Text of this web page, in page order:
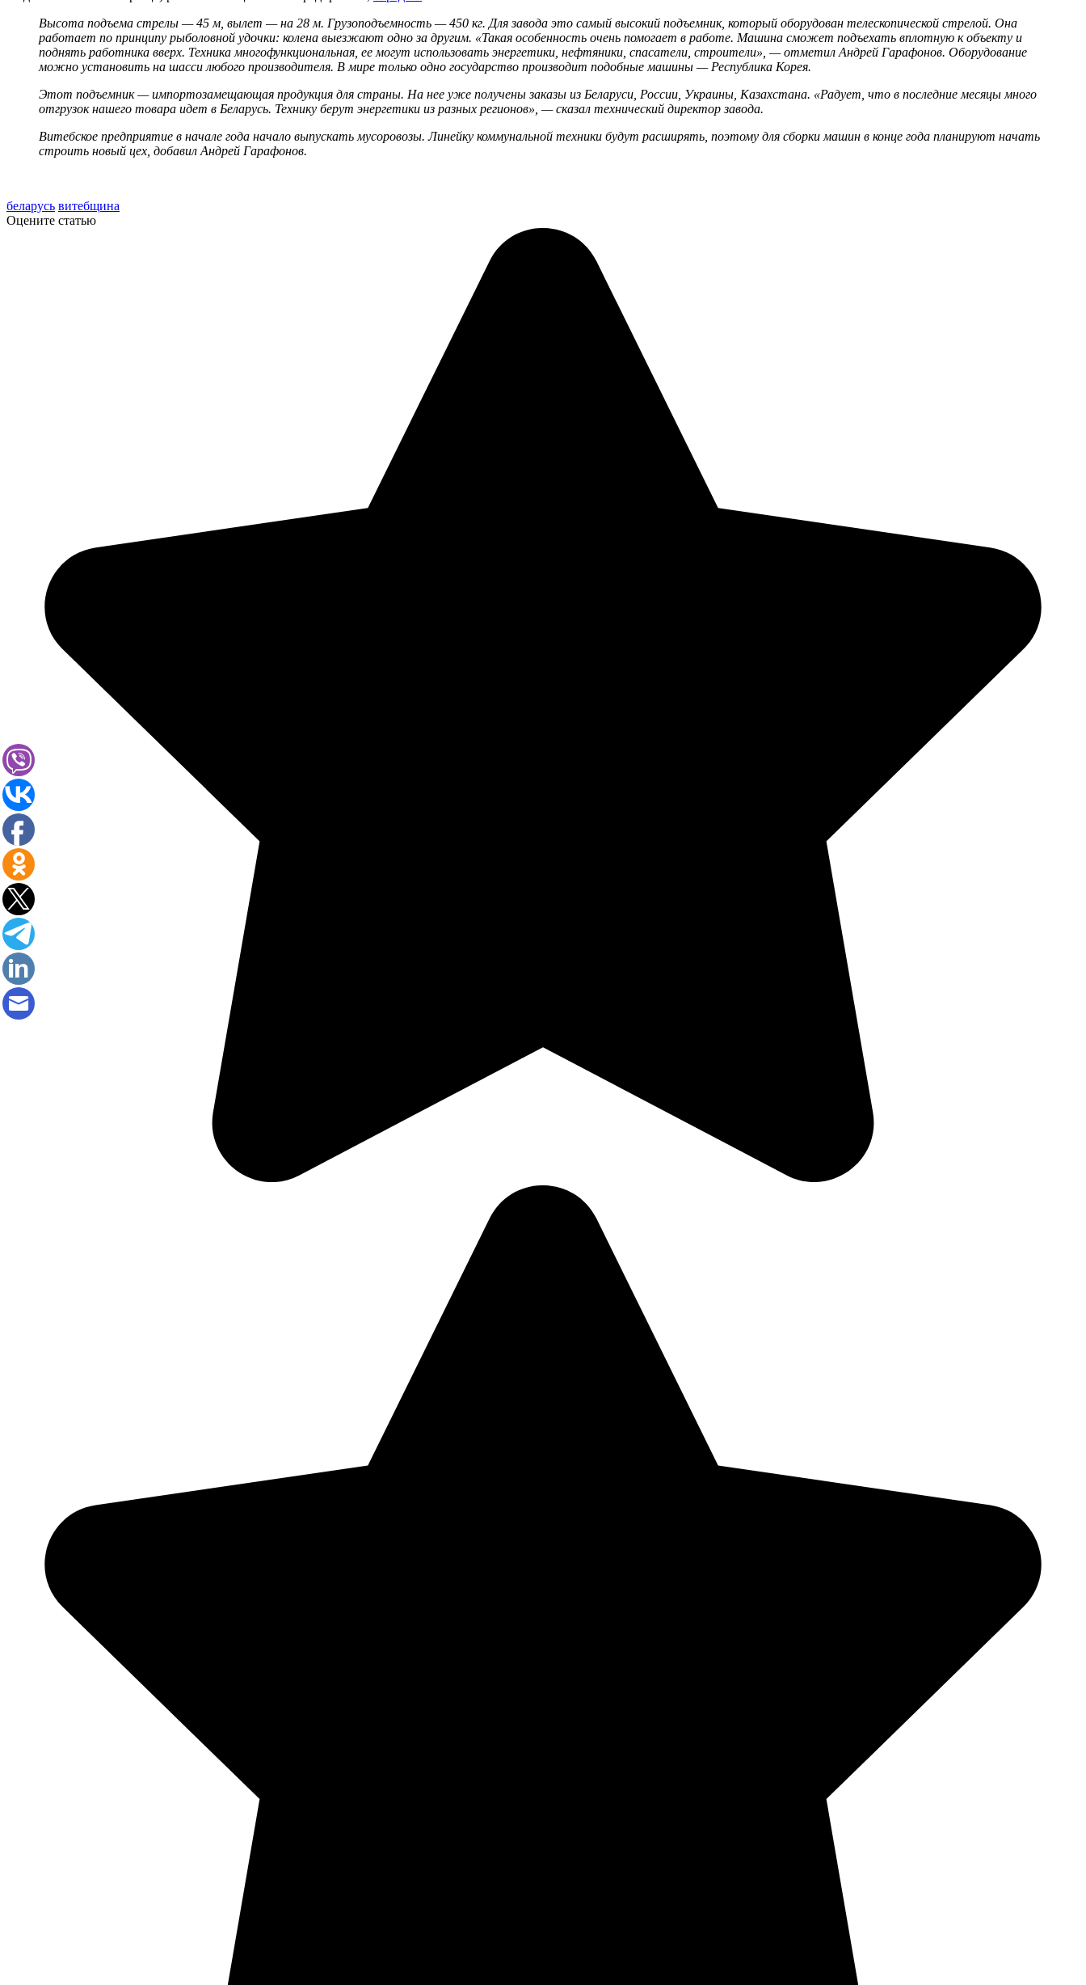
Высота подъема стрелы — 45 м, вылет — на 28 м. Грузоподъемность — 450 кг. Для завода это самый высокий подъемник, который оборудован телескопической стрелой. Она
работает по принципу рыболовной удочки: колена выезжают одно за другим. «Такая особенность очень помогает в работе. Машина сможет подъехать вплотную к объекту и
поднять работника вверх. Техника многофункциональная, ее могут использовать энергетики, нефтяники, спасатели, строители», — отметил Андрей Гарафонов. Оборудование
можно установить на шасси любого производителя. В мире только одно государство производит подобные машины — Республика Корея.
Этот подъемник — импортозамещающая продукция для страны. На нее уже получены заказы из Беларуси, России, Украины, Казахстана. «Радует, что в последние месяцы много
отгрузок нашего товара идет в Беларусь. Технику берут энергетики из разных регионов», — сказал технический директор завода.
Витебское предприятие в начале года начало выпускать мусоровозы. Линейку коммунальной техники будут расширять, поэтому для сборки машин в конце года планируют начать
строить новый цех, добавил Андрей Гарафонов.
беларусь витебщина
Оцените статью